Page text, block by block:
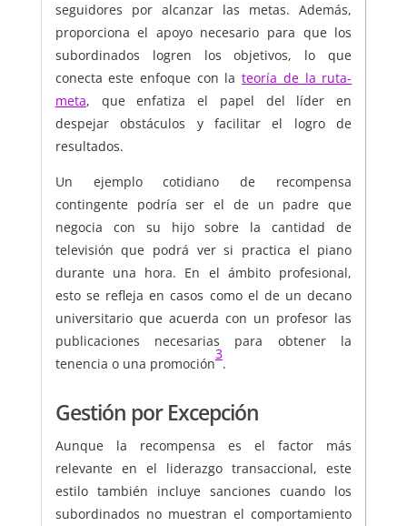
seguidores por alcanzar las metas. Además,
proporciona el apoyo necesario para que los
subordinados logren los objetivos, lo que
conecta este enfoque con lateoría de la ruta-
meta, que enfatiza el papel del líder en
despejar obstáculos y facilitar el logro de
resultados.
Un ejemplo cotidiano de recompensa
contingente podría ser el de un padre que
negocia con su hijo sobre la cantidad de
televisión que podrá ver si practica el piano
durante una hora. En el ámbito profesional,
esto se refleja en casos como el de un decano
universitario que acuerda con un profesor las
publicaciones necesarias para obtener la
tenencia o una promoción
3
.
Gestión por Excepción
Aunque la recompensa es el factor más
relevante en el liderazgo transaccional, este
estilo también incluye sanciones cuando los
subordinados no muestran el comportamiento